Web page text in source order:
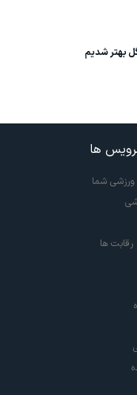
بهتر شدیم
ها
شما
ها